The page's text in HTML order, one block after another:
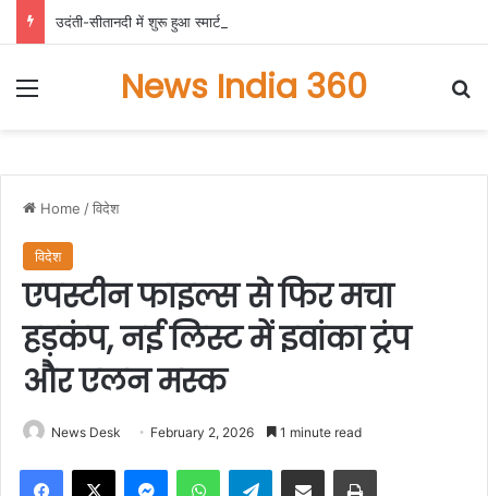
Menu News India 360
Home /विदेश
विदेश
एपस्टीन फाइल्स से फिर मचा
हड़कंप, नई लिस्ट में इवांका ट्रंप
और एलन मस्क
News Desk February 2, 2026 1 minute read
Facebook
X MessengerWhatsAppTelegramShare via Email Print